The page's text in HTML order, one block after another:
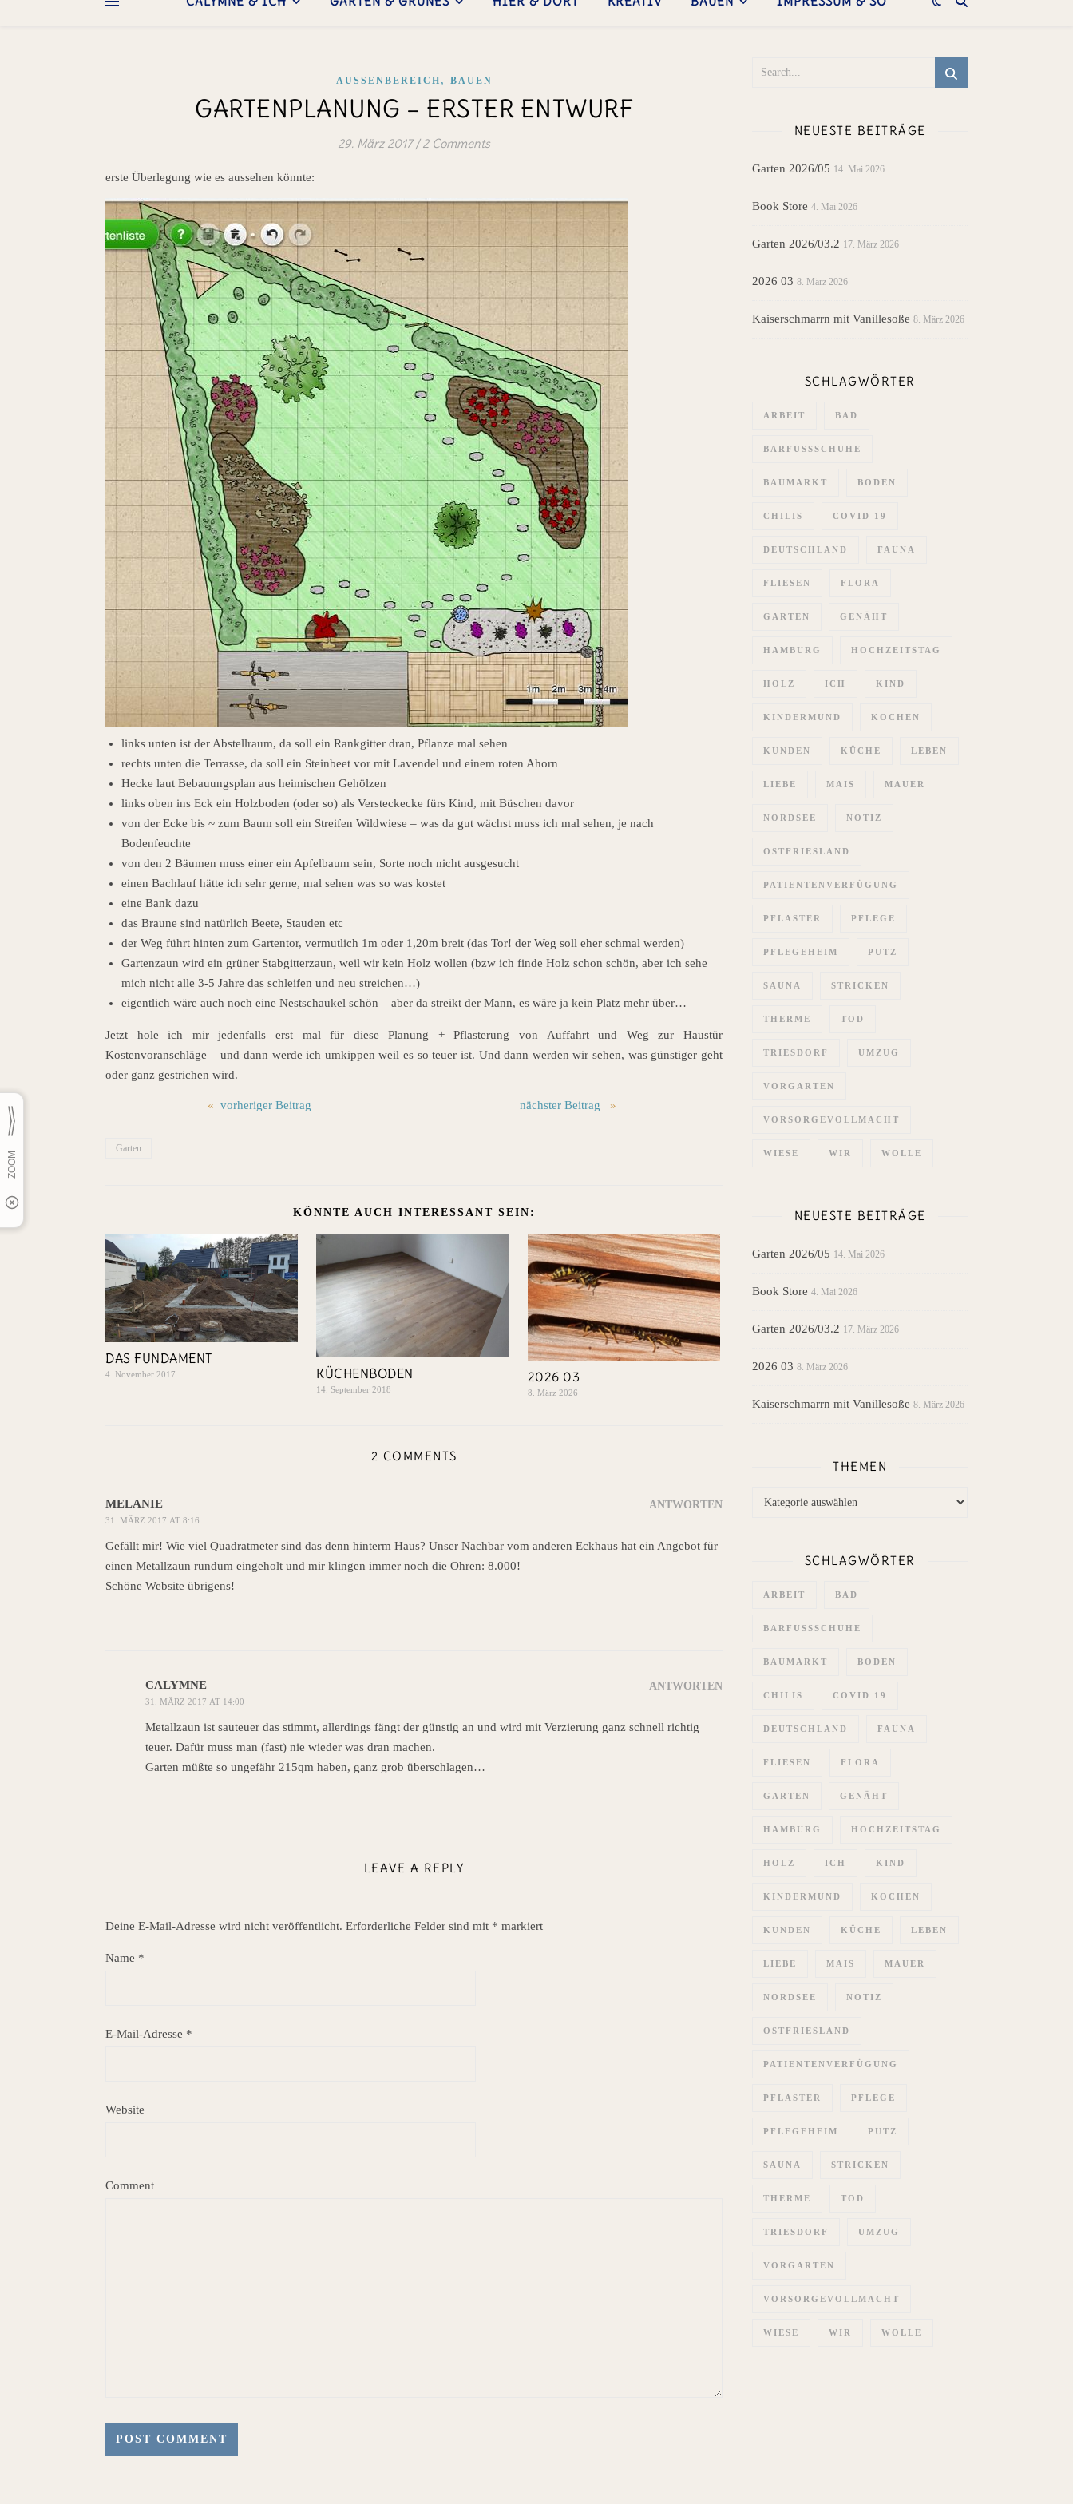
AUSSENBEREICH , BAUEN
GARTENPLANUNG – ERSTER ENTWURF
29. März 2017 / 2 Comments
erste Überlegung wie es aussehen könnte:
links unten ist der Abstellraum, da soll ein Rankgitter dran, Pflanze mal sehen
rechts unten die Terrasse, da soll ein Steinbeet vor mit Lavendel und einem roten Ahorn
Hecke laut Bebauungsplan aus heimischen Gehölzen
links oben ins Eck ein Holzboden (oder so) als Versteckecke fürs Kind, mit Büschen davor
von der Ecke bis ~ zum Baum soll ein Streifen Wildwiese – was da gut wächst muss ich mal sehen, je nach
Bodenfeuchte
von den 2 Bäumen muss einer ein Apfelbaum sein, Sorte noch nicht ausgesucht
einen Bachlauf hätte ich sehr gerne, mal sehen was so was kostet
eine Bank dazu
das Braune sind natürlich Beete, Stauden etc
der Weg führt hinten zum Gartentor, vermutlich 1m oder 1,20m breit (das Tor! der Weg soll eher schmal werden)
Gartenzaun wird ein grüner Stabgitterzaun, weil wir kein Holz wollen (bzw ich finde Holz schon schön, aber ich sehe
mich nicht alle 3-5 Jahre das schleifen und neu streichen…)
eigentlich wäre auch noch eine Nestschaukel schön – aber da streikt der Mann, es wäre ja kein Platz mehr über…
Jetzt hole ich mir jedenfalls erst mal für diese Planung + Pflasterung von Auffahrt und Weg zur Haustür
Kostenvoranschläge – und dann werde ich umkippen weil es so teuer ist. Und dann werden wir sehen, was günstiger geht
oder ganz gestrichen wird.
« vorheriger Beitrag nächster Beitrag »
Garten
KÖNNTE AUCH INTERESSANT SEIN:
DAS FUNDAMENT
4. November 2017 KÜCHENBODEN
14. September 2018
2026 03
8. März 2026
2 COMMENTS
MELANIE
31. MÄRZ 2017 AT 8:16
ANTWORTEN
Gefällt mir! Wie viel Quadratmeter sind das denn hinterm Haus? Unser Nachbar vom anderen Eckhaus hat ein Angebot für
einen Metallzaun rundum eingeholt und mir klingen immer noch die Ohren: 8.000!
Schöne Website übrigens!
CALYMNE
31. MÄRZ 2017 AT 14:00
ANTWORTEN
Metallzaun ist sauteuer das stimmt, allerdings fängt der günstig an und wird mit Verzierung ganz schnell richtig
teuer. Dafür muss man (fast) nie wieder was dran machen.
Garten müßte so ungefähr 215qm haben, ganz grob überschlagen…
LEAVE A REPLY
Deine E-Mail-Adresse wird nicht veröffentlicht. Erforderliche Felder sind mit * markiert
Name *
E-Mail-Adresse *
Website
Comment
NEUESTE BEITRÄGE
Garten 2026/05 14. Mai 2026
Book Store 4. Mai 2026
Garten 2026/03.2 17. März 2026
2026 03 8. März 2026
Kaiserschmarrn mit Vanillesoße 8. März 2026
SCHLAGWÖRTER
ARBEIT BAD
BARFUSSSCHUHE
BAUMARKT BODEN
CHILIS COVID 19
DEUTSCHLAND FAUNA
FLIESEN FLORA
GARTEN GENÄHT
HAMBURG HOCHZEITSTAG
HOLZ ICH KIND
KINDERMUND KOCHEN
KUNDEN KÜCHE LEBEN
LIEBE MAIS MAUER
NORDSEE NOTIZ
OSTFRIESLAND
PATIENTENVERFÜGUNG
PFLASTER PFLEGE
PFLEGEHEIM PUTZ
SAUNA STRICKEN
THERME TOD
TRIESDORF UMZUG
VORGARTEN
VORSORGEVOLLMACHT
WIESE WIR WOLLE
NEUESTE BEITRÄGE
Garten 2026/05 14. Mai 2026
Book Store 4. Mai 2026
Garten 2026/03.2 17. März 2026
2026 03 8. März 2026
Kaiserschmarrn mit Vanillesoße 8. März 2026
THEMEN
SCHLAGWÖRTER
ARBEIT BAD
BARFUSSSCHUHE
BAUMARKT BODEN
CHILIS COVID 19
DEUTSCHLAND FAUNA
FLIESEN FLORA
GARTEN GENÄHT
HAMBURG HOCHZEITSTAG
HOLZ ICH KIND
KINDERMUND KOCHEN
KUNDEN KÜCHE LEBEN
LIEBE MAIS MAUER
NORDSEE NOTIZ
OSTFRIESLAND
PATIENTENVERFÜGUNG
PFLASTER PFLEGE
PFLEGEHEIM PUTZ
SAUNA STRICKEN
THERME TOD
TRIESDORF UMZUG
VORGARTEN
VORSORGEVOLLMACHT
WIESE WIR WOLLE